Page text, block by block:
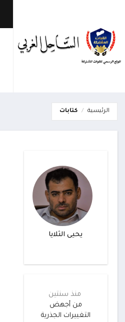
الرئيسية كتابات
يحيى الثلايا
منذ سنتين
من أجهض
التغييرات الجذرية